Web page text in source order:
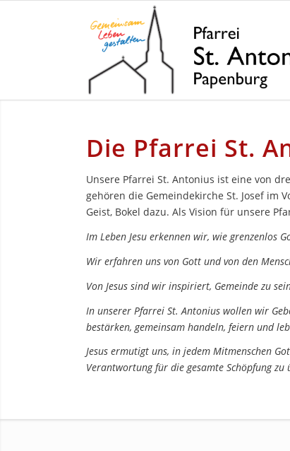
Die Pfarrei St.
Unsere Pfarrei St. Antonius ist eine von
gehören die Gemeindekirche St. Josef im
Geist, Bokel dazu. Als Vision für unsere
Im Leben Jesu erkennen wir, wie grenzenlos
Wir erfahren uns von Gott und von den
Von Jesus sind wir inspiriert, Gemeinde zu
In unserer Pfarrei St. Antonius wollen wir
bestärken, gemeinsam handeln, feiern und
Jesus ermutigt uns, in jedem Mitmenschen
Verantwortung für die gesamte Schöpfung zu